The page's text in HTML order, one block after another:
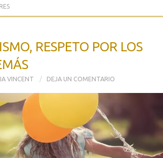
RESPETO POR LOS
VINCENT DEJA UN COMENTARIO